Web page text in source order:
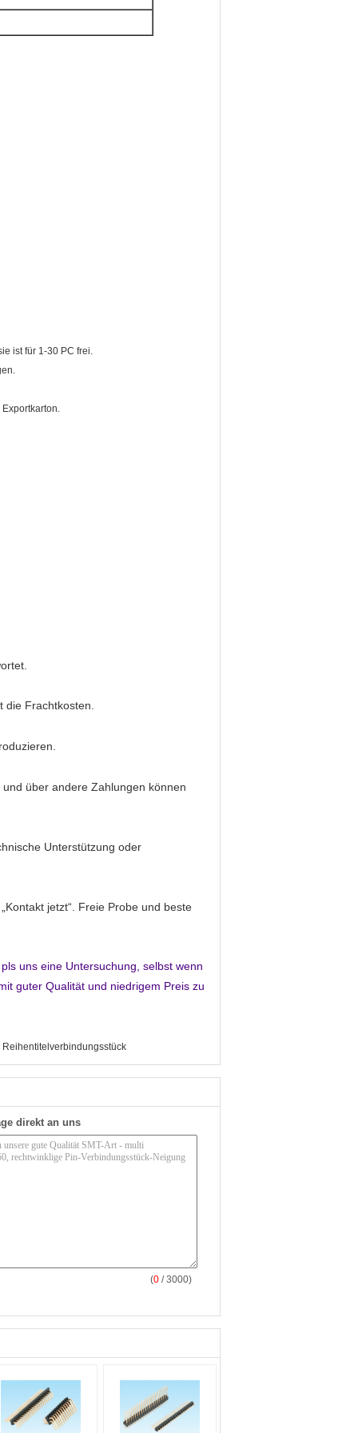
ist für 1-30 PC frei.
Exportkarton.
Frachtkosten.
über andere Zahlungen können
Unterstützung oder
jetzt“. Freie Probe und beste
uns eine Untersuchung, selbst wenn
guter Qualität und niedrigem Preis zu
direkt an uns
(0 / 3000)